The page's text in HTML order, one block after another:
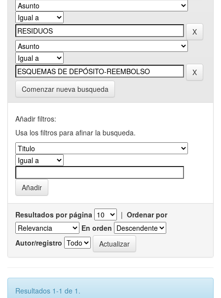
Comenzar nueva busqueda
Añadir filtros:
Usa los filtros para afinar la busqueda.
Resultados por página | Ordenar por
En orden
Autor/registro
Resultados 1-1 de 1.